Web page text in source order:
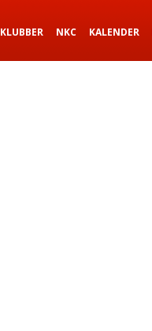
KLUBBER NKC KALENDER